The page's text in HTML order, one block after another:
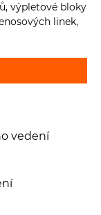
výpletové bloky
linek,
vedení